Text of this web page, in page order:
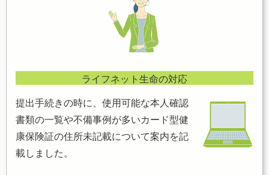
ライフネット生命の対応
提出手続きの時に、使用可能な本人確認
書類の一覧や不備事例が多いカード型健
康保険証の住所未記載について案内を記
載しました。